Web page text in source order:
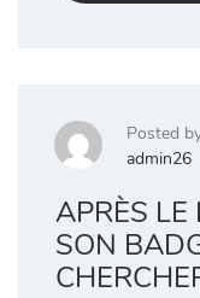
Posted
admin26
APRÈS LE
SON